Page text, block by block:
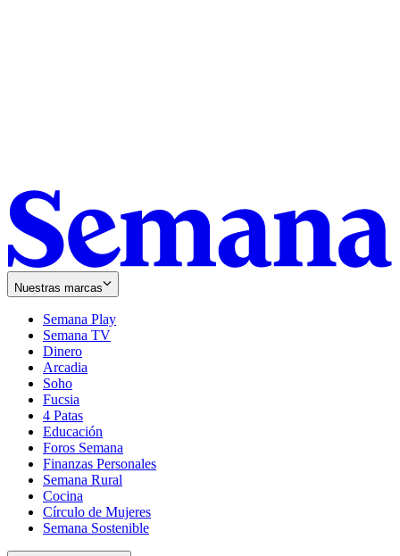
Nuestras marcas
Semana Play
Semana TV
Dinero
Arcadia
Soho
in
new
window
Fucsia
in
new
window
4 Patas
Educación
Foros Semana
Finanzas Personales
Semana Rural
Cocina
Círculo de Mujeres
Semana Sostenible